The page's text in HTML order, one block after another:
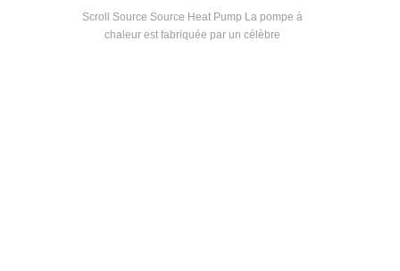
Scroll Source Source Heat Pump La pompe à
chaleur est fabriquée par un célèbre